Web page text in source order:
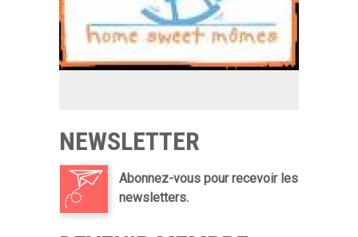
NEWSLETTER
Abonnez-vous pour recevoir les
newsletters.